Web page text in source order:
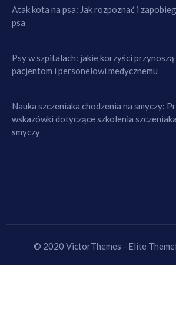
Atak kota na psa: Jak rozpoznać i
psa
Psy w szpitalach: jakie korzyści
pacjentom i personelowi medycznemu
Nauka szczeniaka chodzenia na smyczy:
wskazówki dotyczące szkolenia
smyczy
© 2020 VictorThemes - Elite